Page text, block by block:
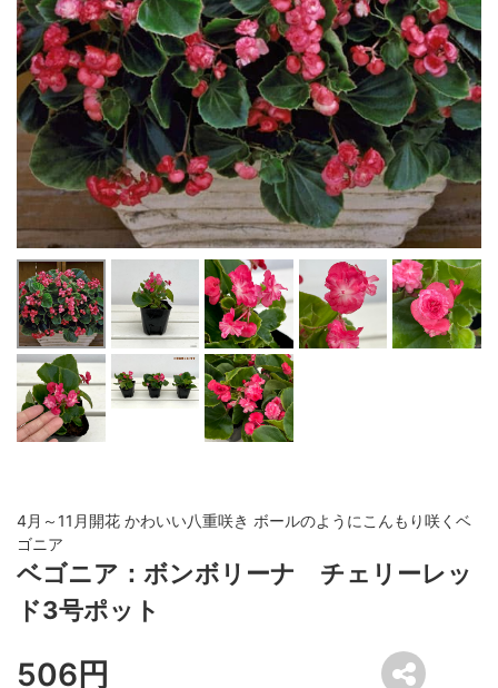
4月～11月開花 かわいい八重咲き ボールのようにこんもり咲くベ
ゴニア
ベゴニア：ボンボリーナ チェリーレッ
ド3号ポット
506円